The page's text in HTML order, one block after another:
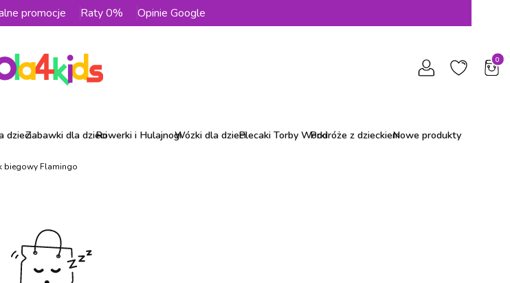
promocje Raty 0% Opinie Google
dzieciZabawki dla dzieciRowerki i HulajnogiWózki dla dzieciPlecaki Torby WorkiPodróże z dzieckiemNowe produkty
biegowy Flamingo